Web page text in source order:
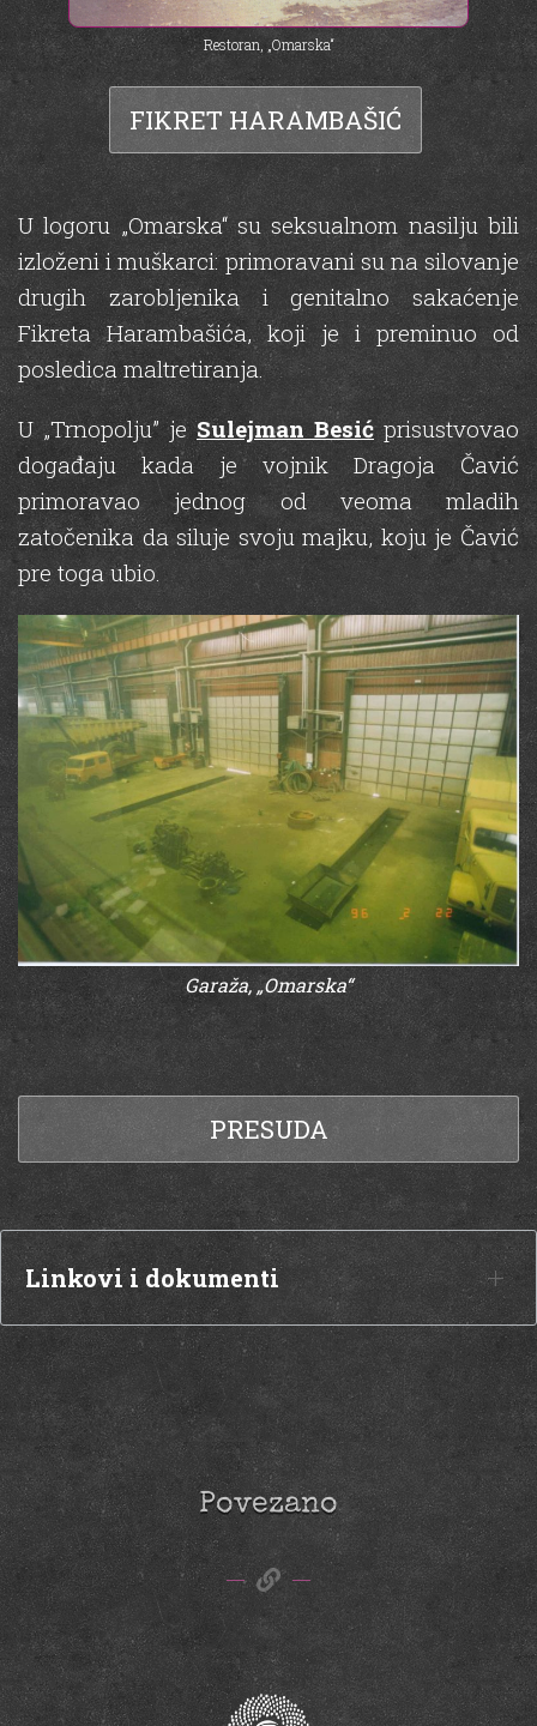
Restoran, „Omarska“
FIKRET HARAMBAŠIĆ
U logoru „Omarska“ su seksualnom nasilju bili
izloženi i muškarci: primoravani su na silovanje
drugih zarobljenika i genitalno sakaćenje
Fikreta Harambašića, koji je i preminuo od
posledica maltretiranja.
U „Trnopolju” jeSulejman Besićprisustvovao
događaju kada je vojnik Dragoja Čavić
primoravao jednog od veoma mladih
zatočenika da siluje svoju majku, koju je Čavić
pre toga ubio.
Garaža, „Omarska“
PRESUDA
Linkovi i dokumenti
Povezano